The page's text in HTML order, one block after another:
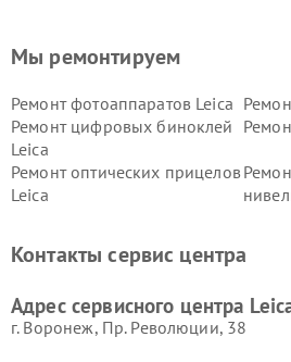
Мы ремонтируем
Ремонт фотоаппаратов Leica
Ремонт цифровых биноклей
Leica
Ремонт оптических прицелов
Leica
Контакты сервис центра
Адрес сервисного центра
г. Воронеж, Пр. Революции, 38